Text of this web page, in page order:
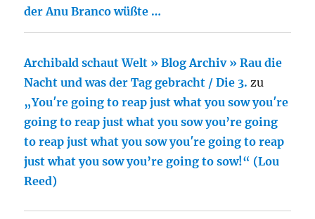
der Anu Branco wüßte …
Archibald schaut Welt » Blog Archiv » Rau die
Nacht und was der Tag gebracht / Die 3. zu
„You′re going to reap just what you sow you′re
going to reap just what you sow you’re going
to reap just what you sow you′re going to reap
just what you sow you’re going to sow!“ (Lou
Reed)